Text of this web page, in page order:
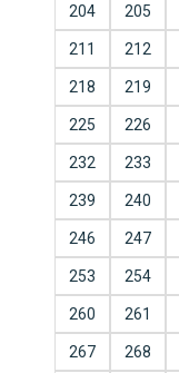
204 205
211 212
218 219
225 226
232 233
239 240
246 247
253 254
260 261
267 268